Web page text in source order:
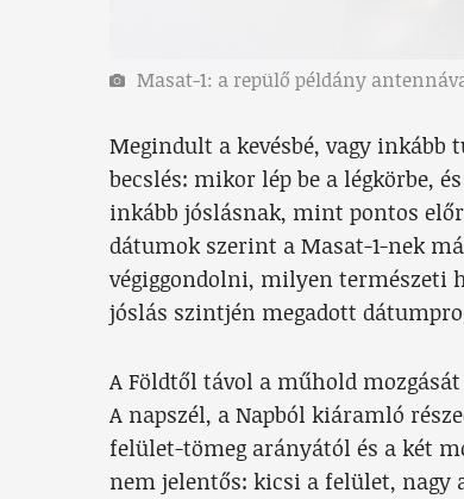
Masat-1: a repülő példány
Megindult a kevésbé, vagy
becslés: mikor lép be a légkörbe,
inkább jóslásnak, mint pontos
dátumok szerint a Masat-1-nek
végiggondolni, milyen természeti
jóslás szintjén megadott
A Földtől távol a műhold
A napszél, a Napból kiáramló
felület-tömeg arányától és a két
nem jelentős: kicsi a felület, nagy